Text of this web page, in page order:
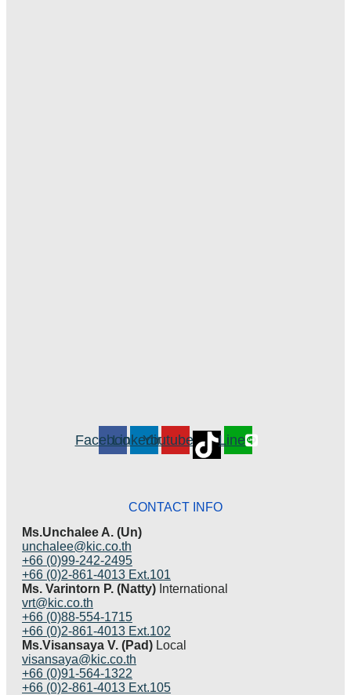
FacebookLinkedinYoutube Line
CONTACT INFO
Ms.Unchalee A. (Un)
unchalee@kic.co.th
+66 (0)99-242-2495
+66 (0)2-861-4013 Ext.101
Ms. Varintorn P. (Natty) International
vrt@kic.co.th
+66 (0)88-554-1715
+66 (0)2-861-4013 Ext.102
Ms.Visansaya V. (Pad) Local
visansaya@kic.co.th
+66 (0)91-564-1322
+66 (0)2-861-4013 Ext.105